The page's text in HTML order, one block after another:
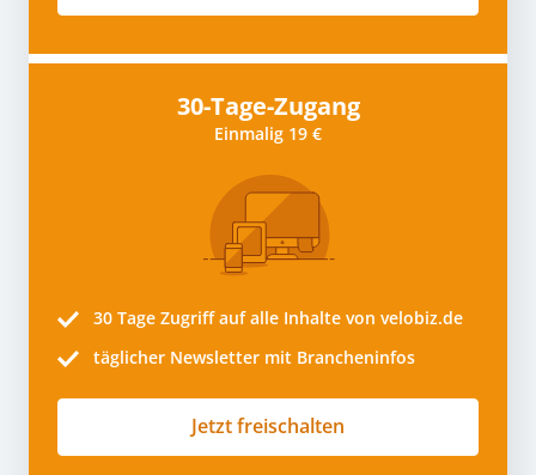
30-Tage-Zugang
Einmalig 19 €
30 Tage Zugriff auf alle Inhalte von velobiz.de
täglicher Newsletter mit Brancheninfos
Jetzt freischalten